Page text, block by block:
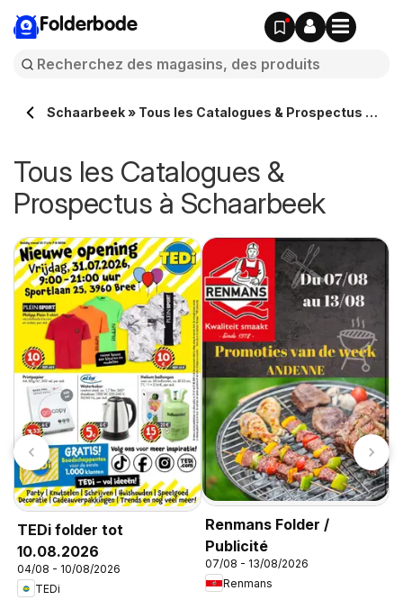
Folderbode
Schaarbeek » Tous les Catalogues & Prospectus en
Tous les Catalogues &
Prospectus à Schaarbeek
TEDi folder tot
10.08.2026
04/08 - 10/08/2026
TEDi
Renmans Folder /
Publicité
07/08 - 13/08/2026
Renmans